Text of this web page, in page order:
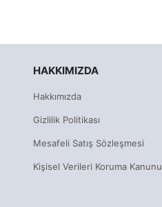
HAKKIMIZDA
Hakkımızda
Gizlilik Politikası
Mesafeli Satış Sözleşmesi
Kişisel Verileri Koruma Kanunu